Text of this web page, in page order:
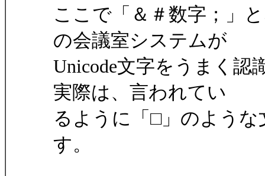
ここで「＆＃数字；」
の会議室システムが
Unicode文字をうまく
実際は、言われてい
るように「□」のよう
す。